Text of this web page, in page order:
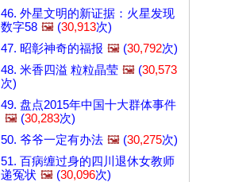
46. 外星文明的新证据：火星发现
数字58 🖼️ (30,913次)
47. 昭彰神奇的福报 🖼️ (30,792次)
48. 米香四溢 粒粒晶莹 🖼️ (30,573
次)
49. 盘点2015年中国十大群体事件
🖼️ (30,283次)
50. 爷爷一定有办法 🖼️ (30,275次)
51. 百病缠过身的四川退休女教师
递冤状 🖼️ (30,096次)